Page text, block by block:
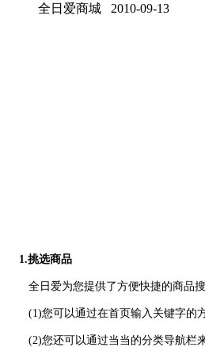
全日爱商城 2010-09-13
1.挑选商品
全日爱为您提供了方便快捷的商品搜
(1)您可以通过在首页输入关键字的
(2)您还可以通过当当的分类导航栏来